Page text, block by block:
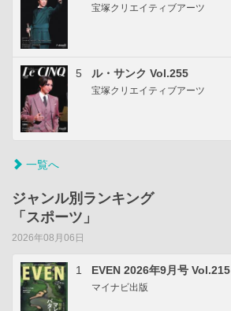
宝塚クリエイティブアーツ
5 ル・サンク Vol.255
宝塚クリエイティブアーツ
一覧へ
ジャンル別ランキング
「スポーツ」
2026年08月06日
1 EVEN 2026年9月号 Vol.215
マイナビ出版